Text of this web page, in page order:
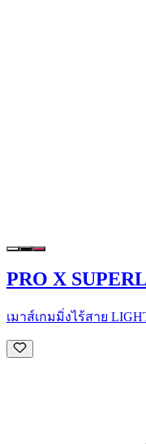
PRO X
เมาส์เกมมิ่งไร้สาย